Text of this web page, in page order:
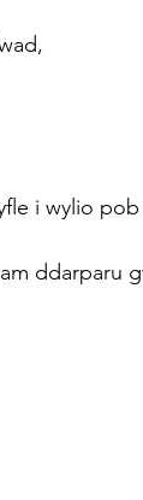
i wylio
ddarparu